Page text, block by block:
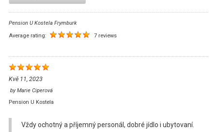
Pension U Kostela Frymburk
Average rating:
7 reviews
Kvě 11, 2023
byMarie Ciperová
Pension U Kostela
Vždy ochotný a příjemný personál, dobré jídlo i ubytovaní.